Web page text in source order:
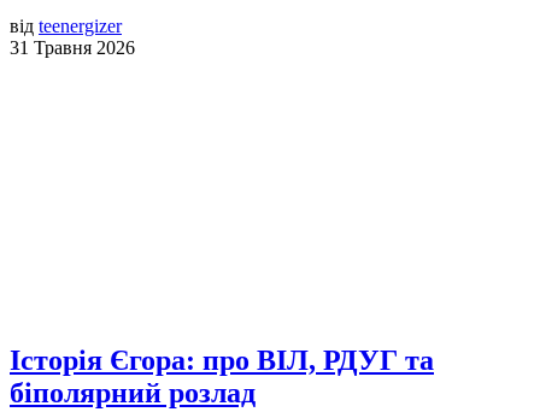
від teenergizer
31 Травня 2026
Історія Єгора: про ВІЛ, РДУГ та
біполярний розлад